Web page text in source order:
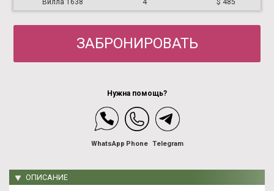
Вилла 1638
4 $ 485
ЗАБРОНИРОВАТЬ
Нужна помощь?
WhatsApp Phone Telegram
ОПИСАНИЕ